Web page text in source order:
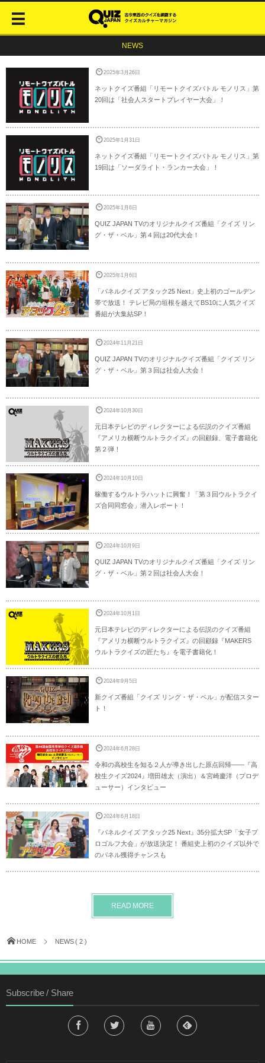
NEWS
2025年3月26日
ネットクイズ番組「リモートクイズバトル モノリス」第
20回は「社会人スタートプレイヤー大会」！
2025年1月31日
ネットクイズ番組「リモートクイズバトル モノリス」第
19回は「ソーダライト・ランカー大会」！
2025年1月6日
QUIZ JAPAN TVのオリジナルクイズ番組「クイズ リン
グ・ザ・ベル」第４回は20代大会！
2025年1月6日
「パネルクイズ アタック25 Next」史上初のゴールデン
帯で放送！ テレビ局の垣根を越えてBS10に人気クイズ
番組が大集結SP！
2024年11月21日
QUIZ JAPAN TVのオリジナルクイズ番組「クイズ リン
グ・ザ・ベル」第３回は社会人大会！
2024年10月30日
元日本テレビのディレクターによる伝説のクイズ番組
『アメリカ横断ウルトラクイズ』の回顧録、電子書籍化
第２弾！
2024年10月10日
稼働するウルトラハットに興奮！「第３回ウルトラクイ
ズ合同同窓会」潜入レポート！
2024年10月9日
QUIZ JAPAN TVのオリジナルクイズ番組「クイズ リン
グ・ザ・ベル」第２回は社会人大会！
2024年10月1日
元日本テレビのディレクターによる伝説のクイズ番組
『アメリカ横断ウルトラクイズ』の回顧録『MAKERS
ウルトラクイズの匠たち』を電子書籍化！
2024年9月5日
新クイズ番組「クイズ リング・ザ・ベル」が配信スター
ト！
2024年6月28日
令和の高校生を知る２人が導き出した原点回帰――『高
校生クイズ2024』増田雄太（演出）＆宮崎慶洋（プロデ
ューサー）インタビュー
2024年6月18日
『パネルクイズ アタック25 Next』35分拡大SP「女子プ
ロゴルフ大会」が放送決定！ 番組史上初のクイズ以外で
のパネル獲得チャンスも
READ MORE
HOME NEWS ( 2 )
Subscribe / Share